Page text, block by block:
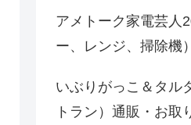
アメトーク家電芸人
ー、レンジ、掃除機
いぶりがっこ＆タル
トラン）通販・お取